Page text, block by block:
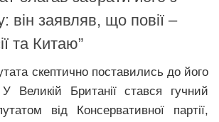
він заявляв, що повії –
та Китаю”
скептично поставились до його
Британії стався гучний
від Консервативної партії,